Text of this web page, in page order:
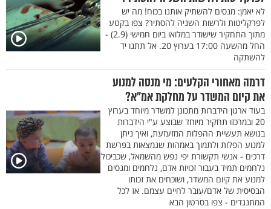
לא יאמן: מנסים להשתיק אותנו בכוח! מה יש
לפרקליטות ולרשות השניה להסתיר? צפו בקטע
מתוך התחקיר שישודר במלואו ביום חמישי (2.9) -
החל מהשעה 17:00 בערוץ 20. אל תתנו יד
להשתקה
דרמה מאחורי הקלעים: מי מנסה למנוע
את קיום המשדר על מחלקת אמ"א?
בעוד ארגון הידברות מתכונן למשדר מיוחד בערוץ
20 ובמרכזו תחקיר מיוחד שבוצע ע"י הידברות
בנושא תעשיית ההפלות המזעזעת, ואיך ניתן
למנוע הפלות ולתמוך באמהות שנמצאות בפרשת
דרכים - אנשי תקשורת יפי נפש מהשמאל, שכביכול
נלחמים תמיד בעבור זכויות אדם, נלחמים ומנסים
למנוע את קיום המשדר, ושוכחים את זכותו
הבסיסית של אדם/עובר לחיים עצמם. אז לכל
המתנגדים - צפו בסרטון הבא